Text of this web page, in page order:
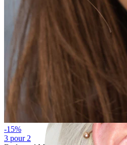
-15%
3 pour 2